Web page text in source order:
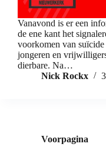
Vanavond is er een
de ene kant het
voorkomen van suïcide
jongeren en
dierbare. Na…
Nick Rockx
Voorpagina